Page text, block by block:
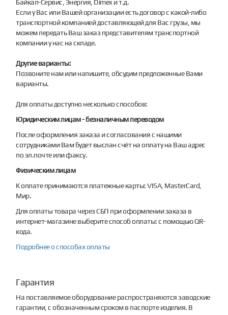
Байкал-Сервис, Энергия, Dimex и т.д.
Если у Вас или Вашей организации есть договор с какой-либо
транспортной компанией доставляющей для Вас грузы, мы
можем передать Ваш заказ представителям транспортной
компании у нас на складе.
Другие варианты:
Позвоните нам или напишите, обсудим предложенные Вами
варианты.
Для оплаты доступно несколько способов:
Юридическим лицам - безналичным переводом
После оформления заказа и согласования с нашими
сотрудниками Вам будет выслан счёт на оплату на Ваш адрес
по эл.почте или факсу.
Физическим лицам
К оплате принимаются платежные карты: VISA, MasterCard,
Мир.
Для оплаты товара через СБП при оформлении заказа в
интернет-магазине выберите способ оплаты: с помощью QR-
кода.
Подробнее о способах оплаты
Гарантия
На поставляемое оборудование распространяются заводские
гарантии, с обозначенным сроком в паспорте изделия. В